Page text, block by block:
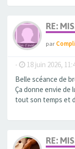
RE:
par
- 18 juin 2026,
Belle scéance de
Ça donne envie de
tout son temps et
RE: